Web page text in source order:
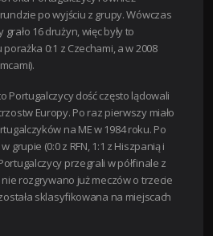
po wyjściu z grupy. Wówczas
16 drużyn, więc były to
0:1 z Czechami, a w 2008
Portugalczycy dość często lądowali
Europy. Po raz pierwszy miało
na ME w 1984 roku. Po
grupie (0:0 z RFN, 1:1 z Hiszpanią i
przegrali w półfinale z
nie rozgrywano już meczów o trzecie
sklasyfikowana na miejscach